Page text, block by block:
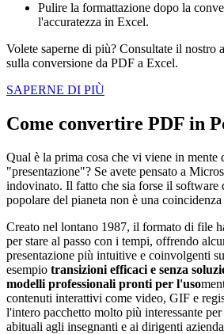
Pulire la formattazione dopo la
l'accuratezza in Excel.
Volete saperne di più? Consultate il nostro
sulla conversione da PDF a Excel.
SAPERNE DI PIÙ
Come convertire PDF in
Qual è la prima cosa che vi viene in mente
"presentazione"? Se avete pensato a
indovinato. Il fatto che sia forse il software
popolare del pianeta non è una coincidenza
Creato nel lontano 1987, il formato di file
per stare al passo con i tempi, offrendo
presentazione più intuitive e coinvolgenti
esempio transizioni efficaci e senza
modelli professionali pronti per l'uso
contenuti interattivi come video, GIF e
l'intero pacchetto molto più interessante
abituali agli insegnanti e ai dirigenti